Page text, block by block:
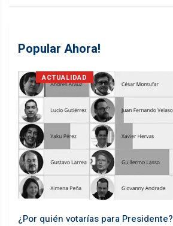
Popular Ahora!
ACTUALIDAD
¿Por quién votarías para Presidente?